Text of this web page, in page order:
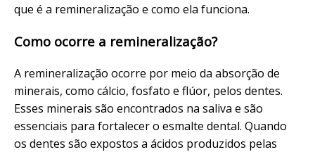
que é a remineralização e como ela funciona.
Como ocorre a remineralização?
A remineralização ocorre por meio da absorção de
minerais, como cálcio, fosfato e flúor, pelos dentes.
Esses minerais são encontrados na saliva e são
essenciais para fortalecer o esmalte dental. Quando
os dentes são expostos a ácidos produzidos pelas